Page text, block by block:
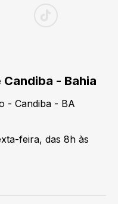
- Bahia
- Candiba - BA
feira, das 8h às